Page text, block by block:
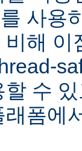
사용
해 이
수
폼에